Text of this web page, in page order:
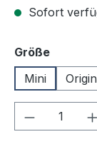
Sofort
Größe
Mini
Produkt